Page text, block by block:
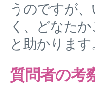
うのですが
く、どなた
と助かります
質問者の考